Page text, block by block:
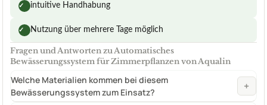
✓ intuitive Handhabung
✓ Nutzung über mehrere Tage möglich
Fragen und Antworten zu Automatisches
Bewässerungssystem für Zimmerpflanzen von Aqualin
Welche Materialien kommen bei diesem
Bewässerungssystem zum Einsatz?
+